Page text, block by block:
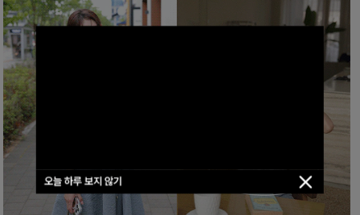
오늘 하루 보지 않기